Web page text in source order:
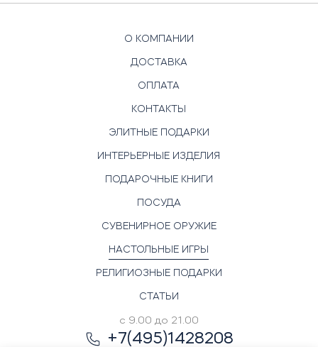
О КОМПАНИИ
ДОСТАВКА
ОПЛАТА
КОНТАКТЫ
ЭЛИТНЫЕ ПОДАРКИ
ИНТЕРЬЕРНЫЕ ИЗДЕЛИЯ
ПОДАРОЧНЫЕ КНИГИ
ПОСУДА
СУВЕНИРНОЕ ОРУЖИЕ
НАСТОЛЬНЫЕ ИГРЫ
РЕЛИГИОЗНЫЕ ПОДАРКИ
СТАТЬИ
с 9.00 до 21.00
+7(495)1428208